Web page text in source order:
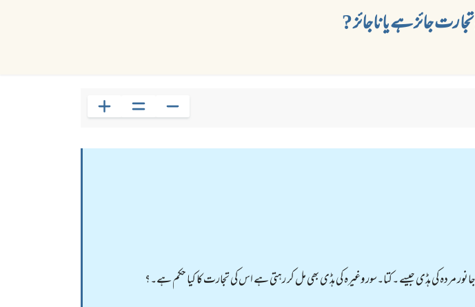
مردہ کی ہڈی جیسے ۔کتا۔سور وغیرہ کی ہڈی بھی مل کر رہتی ہے اس کی تجارت کا کیا حکم ہے۔؟